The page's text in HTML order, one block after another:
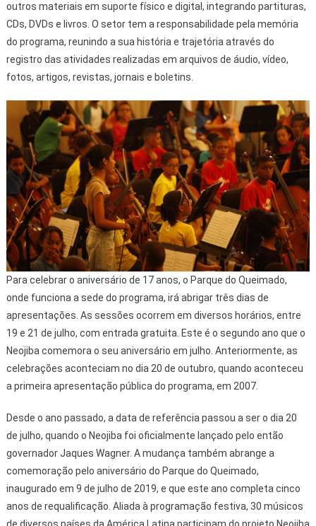
outros materiais em suporte físico e digital, integrando partituras,
CDs, DVDs e livros. O setor tem a responsabilidade pela memória
do programa, reunindo a sua história e trajetória através do
registro das atividades realizadas em arquivos de áudio, vídeo,
fotos, artigos, revistas, jornais e boletins.
Para celebrar o aniversário de 17 anos, o Parque do Queimado,
onde funciona a sede do programa, irá abrigar três dias de
apresentações. As sessões ocorrem em diversos horários, entre
19 e 21 de julho, com entrada gratuita. Este é o segundo ano que o
Neojiba comemora o seu aniversário em julho. Anteriormente, as
celebrações aconteciam no dia 20 de outubro, quando aconteceu
a primeira apresentação pública do programa, em 2007.
Desde o ano passado, a data de referência passou a ser o dia 20
de julho, quando o Neojiba foi oficialmente lançado pelo então
governador Jaques Wagner. A mudança também abrange a
comemoração pelo aniversário do Parque do Queimado,
inaugurado em 9 de julho de 2019, e que este ano completa cinco
anos de requalificação. Aliada à programação festiva, 30 músicos